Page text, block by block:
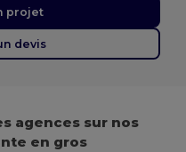
projet
devis
agences sur nos
en gros